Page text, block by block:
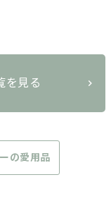
の愛用品
を見る